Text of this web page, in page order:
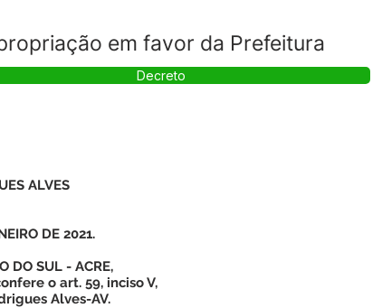
em favor da Prefeitura
Decreto
ALVES
DE 2021.
DO SUL - ACRE,
o art. 59, inciso V,
Alves-AV.